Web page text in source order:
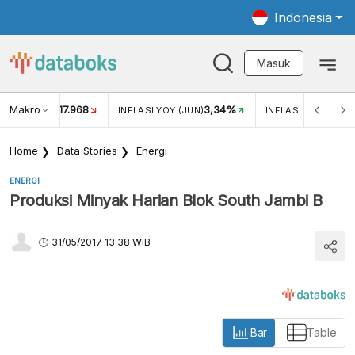
Indonesia
Masuk
Makro
USD/IDR 17.968 INFLASI YOY (JUN)3,34% INFLASI MOM
Home Data Stories Energi
ENERGI
Produksi Minyak Harian Blok South Jambi B
31/05/2017 13:38 WIB
Bar Table